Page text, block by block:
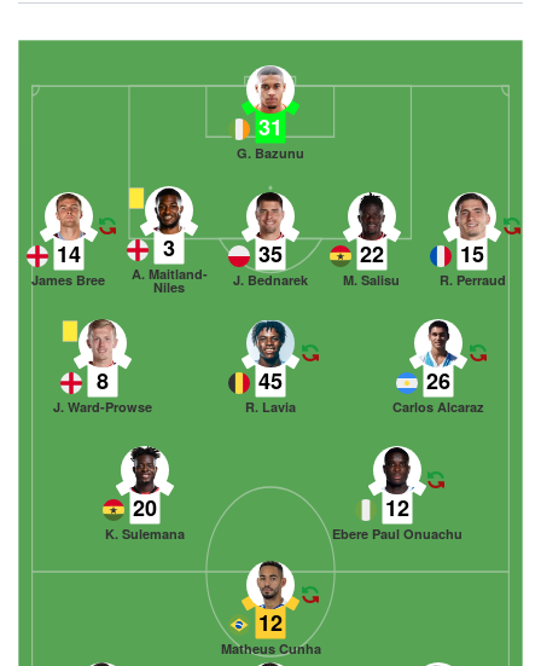
31
G. Bazunu
15
R. Perraud
22
M. Salisu
35
J. Bednarek
3
A. Maitland-
Niles
14
James Bree
26
Carlos Alcaraz
45
R. Lavia
8
J. Ward-Prowse
12
Ebere Paul Onuachu
20
K. Sulemana
12
Matheus Cunha